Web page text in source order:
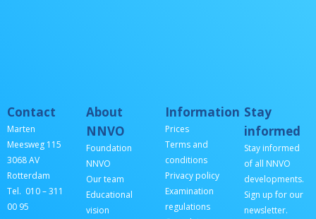
Contact
Marten
Meesweg 115
3068 AV
Rotterdam
Tel. 010 – 311
00 95
About
NNVO
Foundation
NNVO
Our team
Educational
vision
Information
Prices
Terms and
conditions
Privacy policy
Examination
regulations
Stay
informed
Stay informed
of all NNVO
developments.
Sign up for our
newsletter.